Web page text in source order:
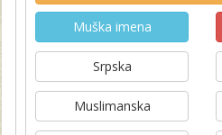
Muška imena
Srpska
Muslimanska